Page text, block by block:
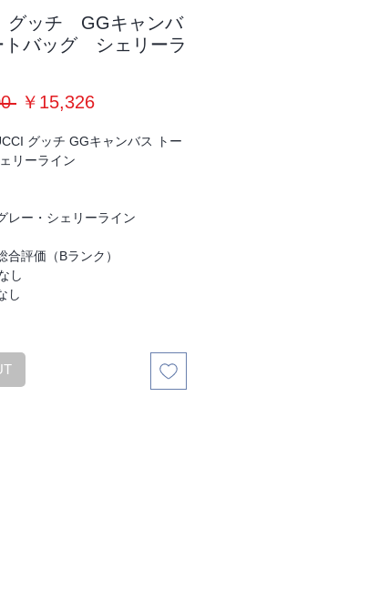
ッチ GGキャンバ
バッグ シェリーラ
通
価
格
￥15,326セ
ル
グッチ GGキャンバス トー
リーライン
レー・シェリーライン
合評価（Bランク）
し
し